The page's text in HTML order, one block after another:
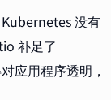
没有
补足了
应用程序透明，